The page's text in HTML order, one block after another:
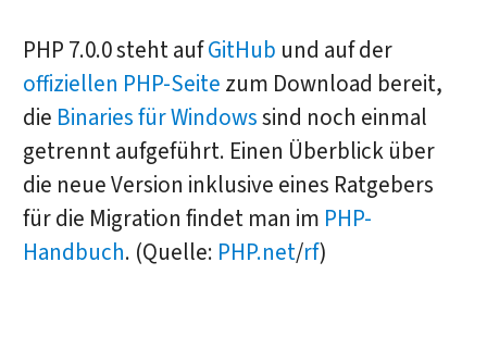
PHP 7.0.0 steht aufGitHub und auf der
offiziellen PHP-Seite zum Download bereit,
die Binaries für Windowssind noch einmal
getrennt aufgeführt. Einen Überblick über
die neue Version inklusive eines Ratgebers
für die Migration findet man im PHP-
Handbuch. (Quelle: PHP.net/rf)